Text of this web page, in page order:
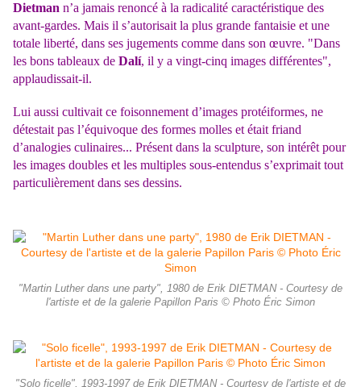
Dietman n’a jamais renoncé à la radicalité caractéristique des
avant-gardes. Mais il s’autorisait la plus grande fantaisie et une
totale liberté, dans ses jugements comme dans son œuvre. "Dans
les bons tableaux de Dalí, il y a vingt-cinq images différentes",
applaudissait-il.
Lui aussi cultivait ce foisonnement d’images protéiformes, ne
détestait pas l’équivoque des formes molles et était friand
d’analogies culinaires... Présent dans la sculpture, son intérêt pour
les images doubles et les multiples sous-entendus s’exprimait tout
particulièrement dans ses dessins.
"Martin Luther dans une party", 1980 de Erik DIETMAN - Courtesy de
l'artiste et de la galerie Papillon Paris © Photo Éric Simon
"Solo ficelle", 1993-1997 de Erik DIETMAN - Courtesy de l'artiste et de